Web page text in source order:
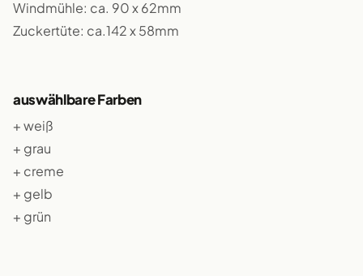
Windmühle: ca. 90 x 62mm
Zuckertüte: ca.142 x 58mm
auswählbare Farben
+ weiß
+ grau
+ creme
+ gelb
+ grün